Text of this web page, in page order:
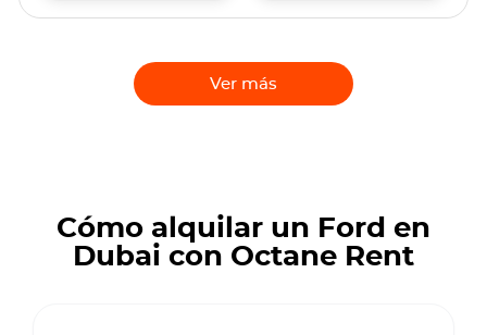
Ver más
Cómo alquilar un Ford en
Dubai con Octane Rent